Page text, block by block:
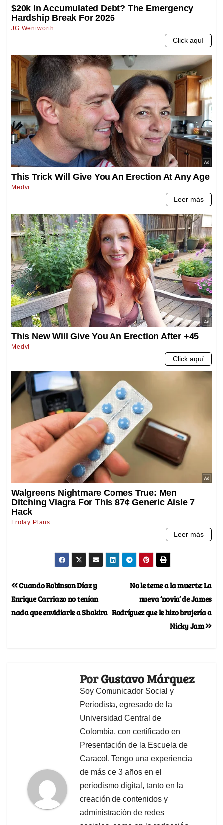
No le teme a la muerte: La
nueva ‘novia’ de James
Rodríguez que le hizo brujería a
Nicky Jam
Cuando Robinson Díaz y
Enrique Carriazo no tenían
nada que envidiarle a Shakira
PorGustavo Márquez
Soy Comunicador Social y
Periodista, egresado de la
Universidad Central de
Colombia, con certificado en
Presentación de la Escuela de
Caracol. Tengo una experiencia
de más de 3 años en el
periodismo digital, tanto en la
creación de contenidos y
administración de redes